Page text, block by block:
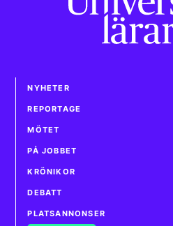
NYHETER
REPORTAGE
MÖTET
PÅ JOBBET
KRÖNIKOR
DEBATT
PLATSANNONSER